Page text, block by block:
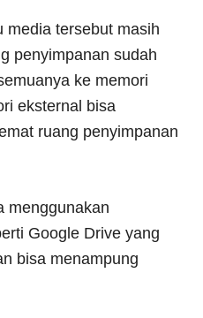
media tersebut masih
penyimpanan sudah
ke memori
eksternal bisa
ruang penyimpanan
menggunakan
Google Drive yang
bisa menampung